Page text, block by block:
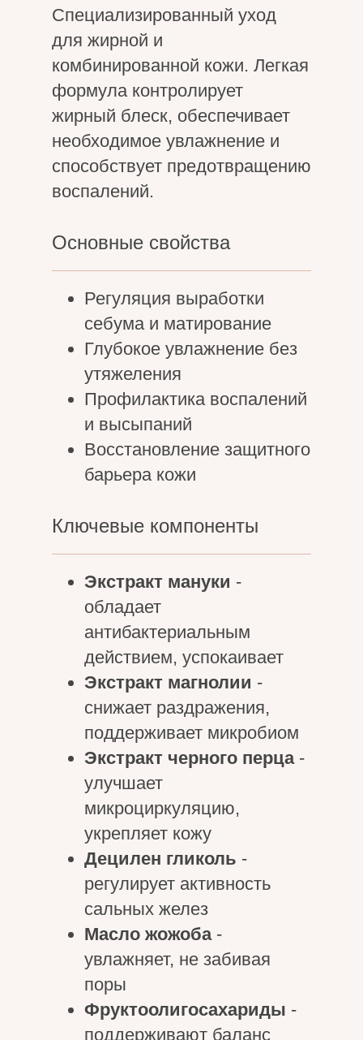
Специализированный уход
для жирной и
комбинированной кожи. Легкая
формула контролирует
жирный блеск, обеспечивает
необходимое увлажнение и
способствует предотвращению
воспалений.
Основные свойства
Регуляция выработки
себума и матирование
Глубокое увлажнение без
утяжеления
Профилактика воспалений
и высыпаний
Восстановление защитного
барьера кожи
Ключевые компоненты
Экстракт мануки -
обладает
антибактериальным
действием, успокаивает
Экстракт магнолии -
снижает раздражения,
поддерживает микробиом
Экстракт черного перца-
улучшает
микроциркуляцию,
укрепляет кожу
Децилен гликоль -
регулирует активность
сальных желез
Масло жожоба-
увлажняет, не забивая
поры
Фруктоолигосахариды -
поддерживают баланс